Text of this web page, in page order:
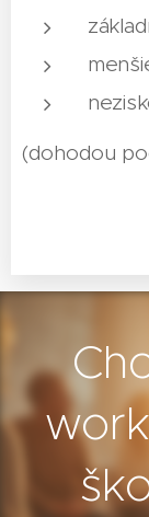
(dohodou